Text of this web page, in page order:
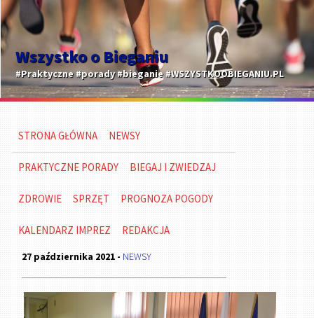
Wszystko o Bieganiu
#Praktyczne #porady #bieganie #WSZYSTKOOBIEGANIU.PL
STRONA GŁÓWNA NEWSY
PRAKTYCZNE PORADY BIEGAJ I ZWIEDZAJ
ZDROWIE SPRZĘT PROGNOZA POGODY
KALENDARZ IMPREZ REDAKCJA
27 października 2021 - NEWSY